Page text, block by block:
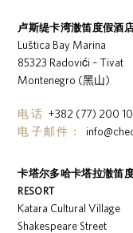
卢斯缇卡湾澈笛度假酒
Luštica Bay Marina
85323 Radovići – Tivat
Montenegro (黑山)
电话 +382 (77) 200
电子邮件：
卡塔尔多哈卡塔拉澈笛度
RESORT
Katara Cultural Village
Shakespeare Street